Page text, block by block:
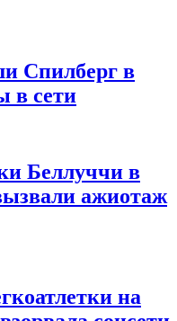
Спилберг в
в сети
Беллуччи в
ажиотаж
на